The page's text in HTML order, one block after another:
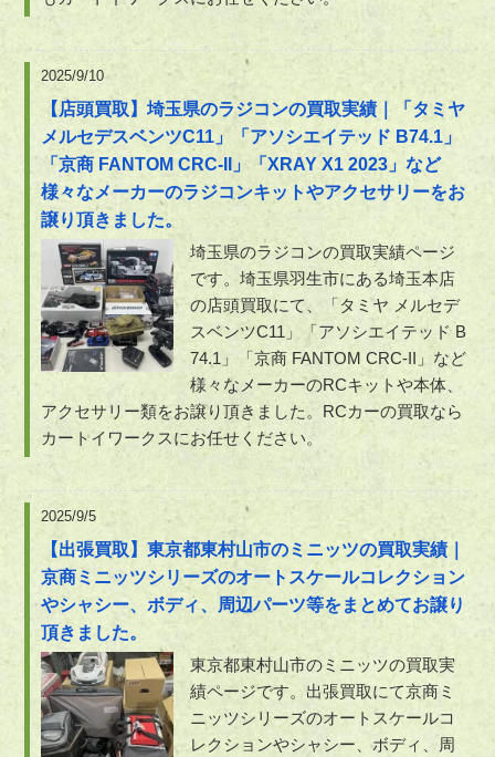
2025/9/10
【店頭買取】埼玉県のラジコンの買取実績｜「タミヤ
メルセデスベンツC11」「アソシエイテッド B74.1」
「京商 FANTOM CRC-II」「XRAY X1 2023」など
様々なメーカーのラジコンキットやアクセサリーをお
譲り頂きました。
埼玉県のラジコンの買取実績ページ
です。埼玉県羽生市にある埼玉本店
の店頭買取にて、「タミヤ メルセデ
スベンツC11」「アソシエイテッド B
74.1」「京商 FANTOM CRC-II」など
様々なメーカーのRCキットや本体、
アクセサリー類をお譲り頂きました。RCカーの買取なら
カートイワークスにお任せください。
2025/9/5
【出張買取】東京都東村山市のミニッツの買取実績｜
京商ミニッツシリーズのオートスケールコレクション
やシャシー、ボディ、周辺パーツ等をまとめてお譲り
頂きました。
東京都東村山市のミニッツの買取実
績ページです。出張買取にて京商ミ
ニッツシリーズのオートスケールコ
レクションやシャシー、ボディ、周